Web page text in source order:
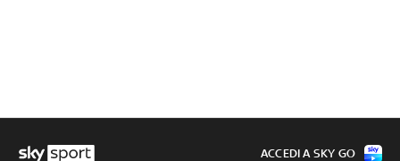
ACCEDI A SKY GO